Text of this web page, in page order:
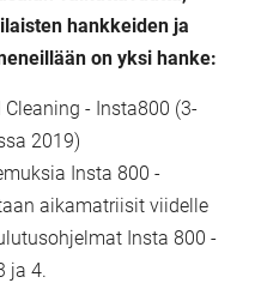
hankkeiden ja
on yksi hanke:
Cleaning - Insta800 (3-
2019)
Insta 800 -
aikamatriisit viidelle
Insta 800 -
ja 4.